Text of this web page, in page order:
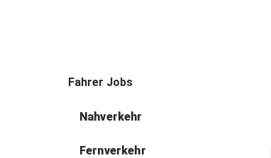
Fahrer Jobs
Nahverkehr
Fernverkehr